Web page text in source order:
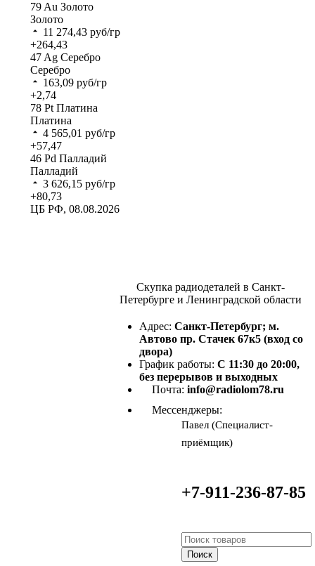
79Au Золото
Золото
11 274,43 руб/гр
+264,43
47Ag Серебро
Серебро
163,09 руб/гр
+2,74
78 Pt Платина
Платина
4 565,01 руб/гр
+57,47
46 Pd Палладий
Палладий
3 626,15 руб/гр
+80,73
ЦБ РФ, 08.08.2026
Скупка радиодеталей в Санкт-
Петербурге и Ленинградской области
Адрес: Санкт-Петербург; м.
Автово пр. Стачек 67к5 (вход со
двора)
График работы: С 11:30 до 20:00,
без перерывов и выходных
Почта: info@radiolom78.ru
Мессенджеры:
Павел (Специалист-
приёмщик)
+7-911-236-87-85
Поиск